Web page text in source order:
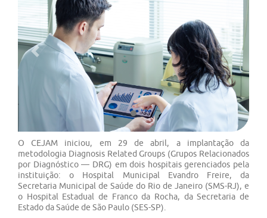
Previous Next
O CEJAM iniciou, em 29 de abril, a implantação da
metodologia Diagnosis Related Groups (Grupos Relacionados
por Diagnóstico — DRG) em dois hospitais gerenciados pela
instituição: o Hospital Municipal Evandro Freire, da
Secretaria Municipal de Saúde do Rio de Janeiro (SMS-RJ), e
o Hospital Estadual de Franco da Rocha, da Secretaria de
Estado da Saúde de São Paulo (SES-SP).